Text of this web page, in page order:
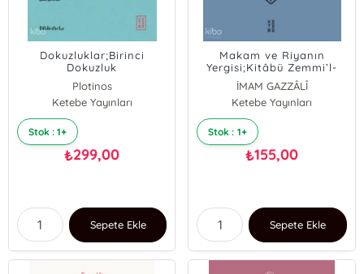
Dokuzluklar;Birinci
Dokuzluk
Plotinos
Ketebe Yayınları
Stok : 1+
₺299,00
Sepete Ekle
Makam ve Riyanın
Yergisi;Kitâbü Zemmi’l-
Câh ve’r-Riyâ
İMAM GAZZÂLÎ
Ketebe Yayınları
Stok : 1+
₺155,00
Sepete Ekle